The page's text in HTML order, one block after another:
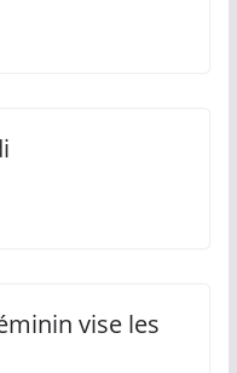
vise les